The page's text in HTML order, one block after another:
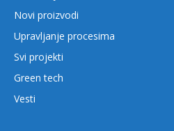
Novi proizvodi
Upravljanje procesima
Svi projekti
Green tech
Vesti